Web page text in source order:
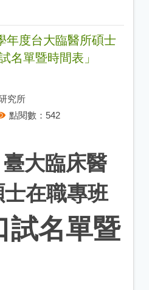
年度台大臨醫所碩士
名單暨時間表」
究所
點閱數： 542
大臨床醫
在職專班
試名單暨